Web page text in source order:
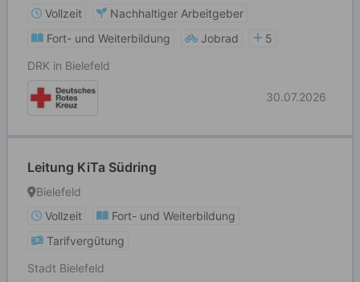
Vollzeit
Nachhaltiger Arbeitgeber
Fort- und Weiterbildung
Jobrad
5
DRK in Bielefeld
30.07.2026
Leitung KiTa Südring
Bielefeld
Vollzeit
Fort- und Weiterbildung
Tarifvergütung
Stadt Bielefeld